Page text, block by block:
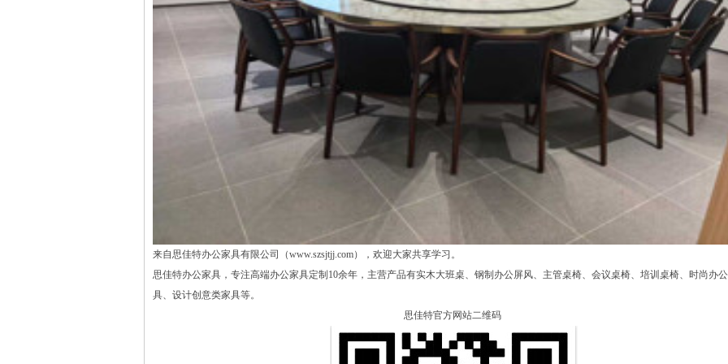
来自思佳特办公家具有限公司（www.szsjtjj.com），欢迎大家共享学习。
思佳特办公家具，专注高端办公家具定制10余年，主营产品有实木大班桌、钢制办公屏风、主管桌椅、会议桌椅、培训桌椅、时尚办
具、设计创意类家具等。
思佳特官方网站二维码